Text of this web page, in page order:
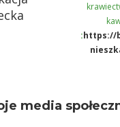
:https://
media